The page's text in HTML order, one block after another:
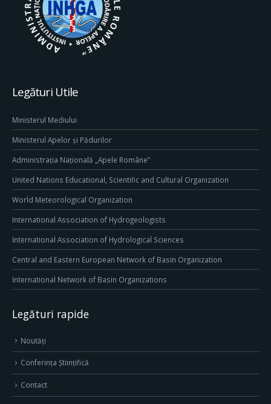
Legături Utile
Ministerul Mediului
Ministerul Apelor și Pădurilor
Administrația Națională „Apele Române”
United Nations Educational, Scientific and Cultural Organization
World Meteorological Organization
International Association of Hydrogeologists
International Association of Hydrological Sciences
Central and Eastern European Network of Basin Organization
International Network of Basin Organizations
Legături rapide
Noutăți
Conferința Științifică
Contact